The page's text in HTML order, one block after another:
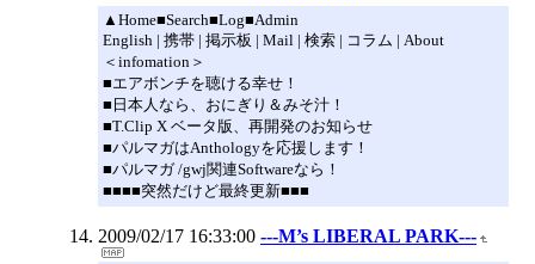
▲Home■Search■Log■Admin
English | 携帯 | 掲示板 | Mail | 検索 | コラム | About
＜infomation＞
■エアボンチを聴ける幸せ！
■日本人なら、おにぎり＆みそ汁！
■T.Clip X ベータ版、再開発のお知らせ
■パルマガはAnthologyを応援します！
■パルマガ /gwj関連Softwareなら！
■■■■突然だけど最終更新■■■
2009/02/17 16:33:00 ---M’s LIBERAL PARK---